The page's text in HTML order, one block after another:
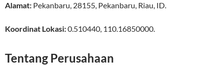
Alamat: Pekanbaru, 28155, Pekanbaru, Riau, ID.
Koordinat Lokasi:0.510440, 110.16850000.
Tentang Perusahaan